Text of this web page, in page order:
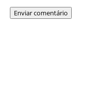
Enviar comentário